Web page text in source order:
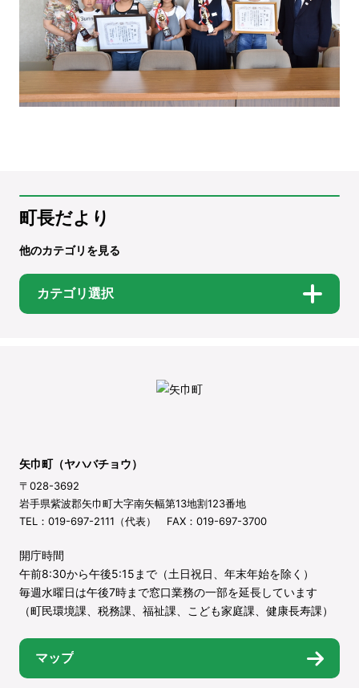
町長だより
他のカテゴリを見る
カテゴリ選択
矢巾町（ヤハバチョウ）
〒028-3692
岩手県紫波郡矢巾町大字南矢幅第13地割123番地
TEL：019-697-2111（代表） FAX：019-697-3700
開庁時間
午前8:30から午後5:15まで（土日祝日、年末年始を除く）
毎週水曜日は午後7時まで窓口業務の一部を延長しています
（町民環境課、税務課、福祉課、こども家庭課、健康長寿課）
マップ